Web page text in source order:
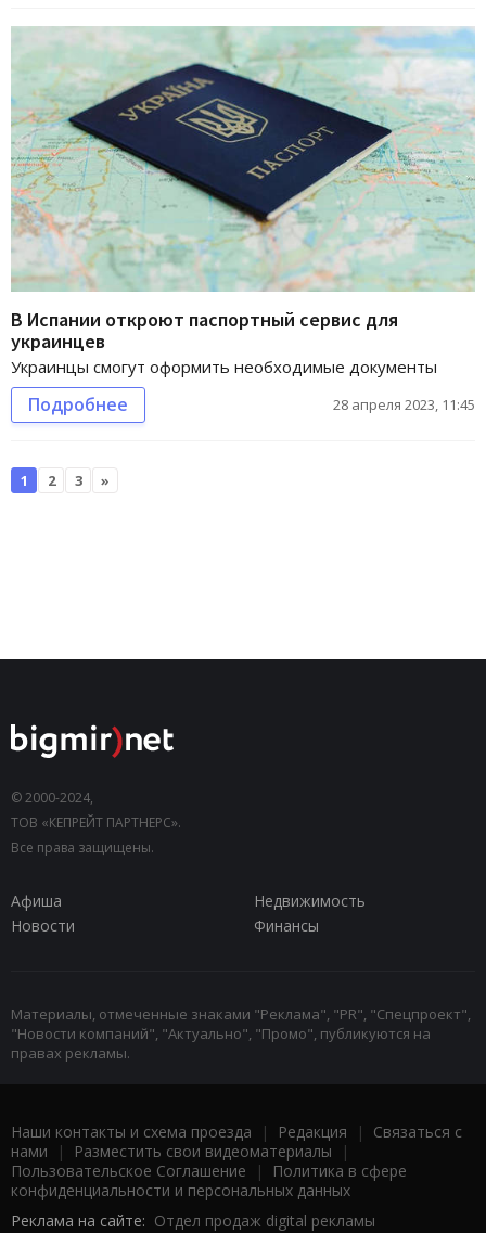
В Испании откроют паспортный сервис для
украинцев
Украинцы смогут оформить необходимые документы
Подробнее 28 апреля 2023, 11:45
1 2 3 »
© 2000-2024,
ТОВ «КЕПРЕЙТ ПАРТНЕРС».
Все права защищены.
Афиша
Недвижимость
Новости
Финансы
Материалы, отмеченные знаками "Реклама", "PR", "Спецпроект",
"Новости компаний", "Актуально", "Промо", публикуются на
правах рекламы.
Наши контакты и схема проезда | Редакция | Связаться с
нами | Разместить свои видеоматериалы |
Пользовательское Соглашение |
Политика в сфере
конфиденциальности и персональных данных
Реклама на сайте: Отдел продаж digital рекламы